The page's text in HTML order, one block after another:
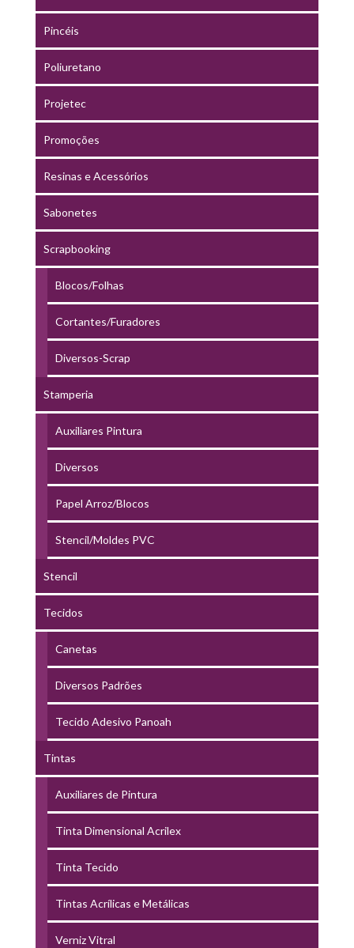
Pincéis
Poliuretano
Projetec
Promoções
Resinas e Acessórios
Sabonetes
Scrapbooking
Blocos/Folhas
Cortantes/Furadores
Diversos-Scrap
Stamperia
Auxiliares Pintura
Diversos
Papel Arroz/Blocos
Stencil/Moldes PVC
Stencil
Tecidos
Canetas
Diversos Padrões
Tecido Adesivo Panoah
Tintas
Auxiliares de Pintura
Tinta Dimensional Acrilex
Tinta Tecido
Tintas Acrílicas e Metálicas
Verniz Vitral